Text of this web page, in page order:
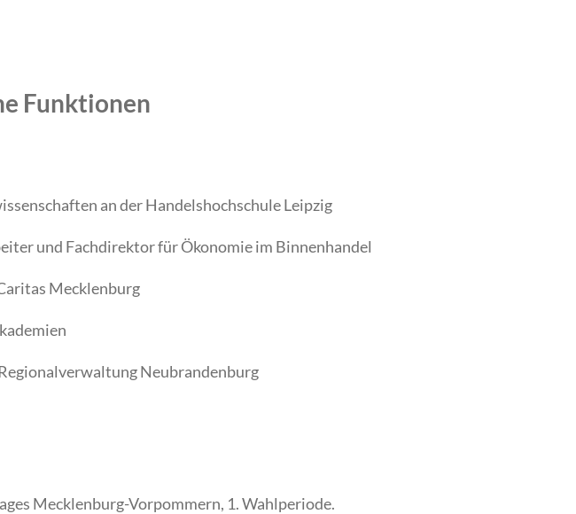
Funktionen
an der Handelshochschule Leipzig
und Fachdirektor für Ökono­mie im Binnenhandel
Mecklenburg
Neubrandenburg
Mecklenburg-Vorpommern, 1. Wahlperiode.